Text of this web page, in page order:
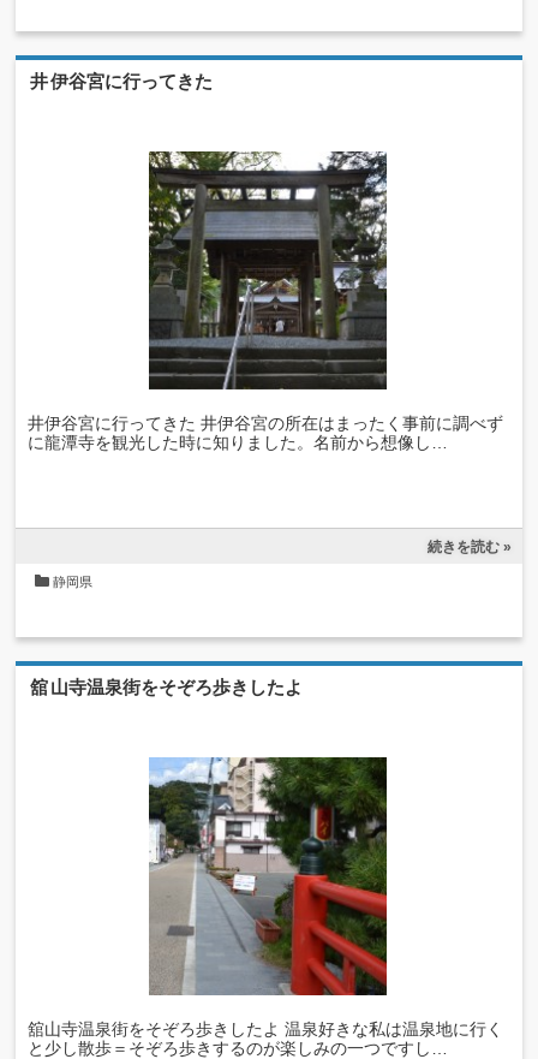
井伊谷宮に行ってきた
井伊谷宮に行ってきた 井伊谷宮の所在はまったく事前に調べず
に龍潭寺を観光した時に知りました。名前から想像し…
続きを読む »
静岡県
舘山寺温泉街をそぞろ歩きしたよ
舘山寺温泉街をそぞろ歩きしたよ 温泉好きな私は温泉地に行く
と少し散歩＝そぞろ歩きするのが楽しみの一つですし…